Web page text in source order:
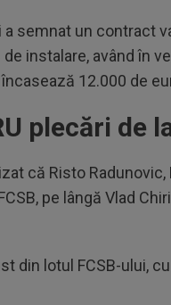
a semnat un contract
instalare, având în
12.000 de
plecări de
că Risto Radunovic,
pe lângă Vlad
din lotul FCSB-ului,